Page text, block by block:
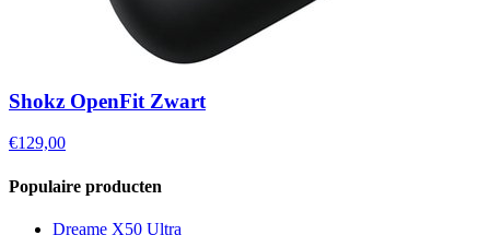
Shokz OpenFit Zwart
€129,00
Populaire producten
Dreame X50 Ultra